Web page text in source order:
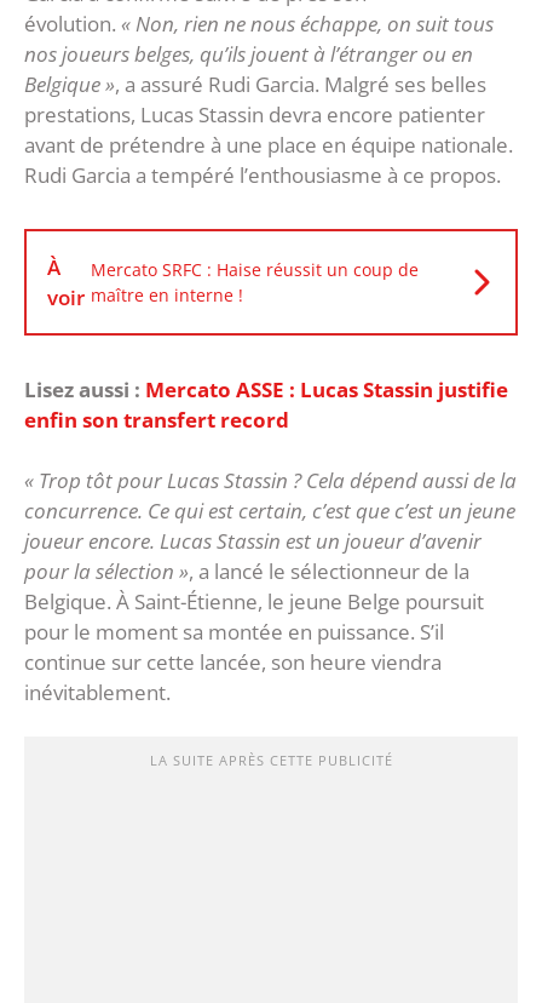
évolution. « Non, rien ne nous échappe, on suit tous
nos joueurs belges, qu’ils jouent à l’étranger ou en
Belgique », a assuré Rudi Garcia. Malgré ses belles
prestations, Lucas Stassin devra encore patienter
avant de prétendre à une place en équipe nationale.
Rudi Garcia a tempéré l’enthousiasme à ce propos.
À
voir
Mercato SRFC : Haise réussit un coup de
maître en interne !
Lisez aussi : Mercato ASSE : Lucas Stassin justifie
enfin son transfert record
« Trop tôt pour Lucas Stassin ? Cela dépend aussi de la
concurrence. Ce qui est certain, c’est que c’est un jeune
joueur encore. Lucas Stassin est un joueur d’avenir
pour la sélection », a lancé le sélectionneur de la
Belgique. À Saint-Étienne, le jeune Belge poursuit
pour le moment sa montée en puissance. S’il
continue sur cette lancée, son heure viendra
inévitablement.
LA SUITE APRÈS CETTE PUBLICITÉ